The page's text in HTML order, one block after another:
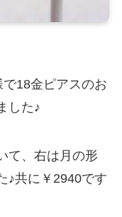
18金ピアスのお
した♪
て、右は月の形
♪共に￥2940です